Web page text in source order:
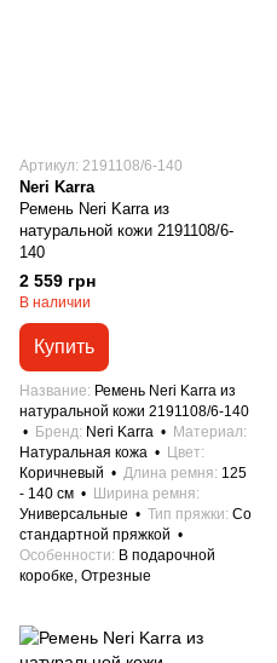
Артикул: 2191108/6-140
Neri Karra
Ремень Neri Karra из
натуральной кожи 2191108/6-
140
2 559 грн
В наличии
Купить
Название
Ремень Neri Karra из
натуральной кожи 2191108/6-140
Бренд Neri Karra
Материал
Натуральная кожа
Цвет
Коричневый
Длина ремня 125
- 140 см
Ширина ремня
Универсальные
Тип пряжки Со
стандартной пряжкой
Особенности
В подарочной
коробке, Отрезные